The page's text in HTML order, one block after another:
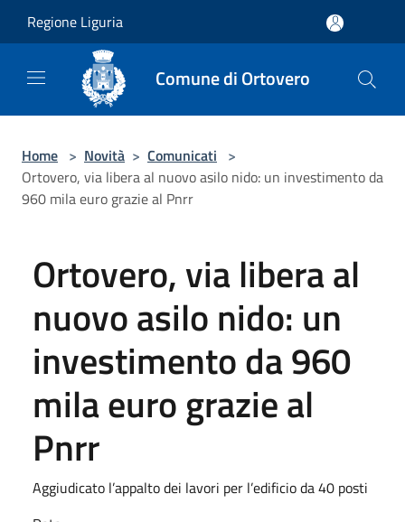
Regione Liguria
Comune di Ortovero
Home > Novità > Comunicati >
Ortovero, via libera al nuovo asilo nido: un investimento da
960 mila euro grazie al Pnrr
Ortovero, via libera al
nuovo asilo nido: un
investimento da 960
mila euro grazie al
Pnrr
Aggiudicato l’appalto dei lavori per l’edificio da 40 posti